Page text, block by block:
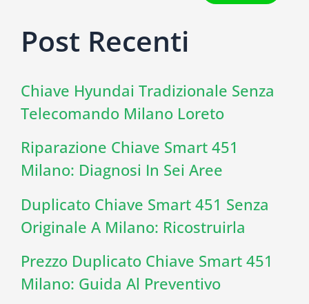
Post Recenti
Chiave Hyundai Tradizionale Senza
Telecomando Milano Loreto
Riparazione Chiave Smart 451
Milano: Diagnosi In Sei Aree
Duplicato Chiave Smart 451 Senza
Originale A Milano: Ricostruirla
Prezzo Duplicato Chiave Smart 451
Milano: Guida Al Preventivo